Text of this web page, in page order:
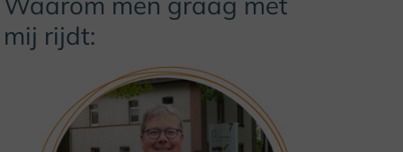
mij rijdt: